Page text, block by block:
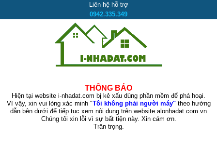
Liên hệ hỗ trợ
0942.335.349
THÔNG BÁO
Hiện tại website i-nhadat.com bị kẻ xấu dùng phần mềm để phá hoại.
Vì vậy, xin vui lòng xác minh "Tôi không phải người máy"theo hướng
dẫn bên dưới để tiếp tục xem nội dung trên website alonhadat.com.vn
Chúng tôi xin lỗi vì sự bất tiện này. Xin cám ơn.
Trân trọng.